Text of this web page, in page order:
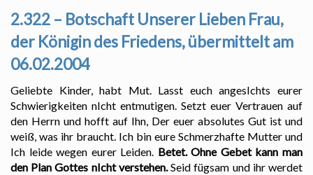
2.322 – Botschaft Unserer Lieben Frau,
der Königin des Friedens, übermittelt am
06.02.2004
Geliebte Kinder, habt Mut. Lasst euch angesIchts eurer
Schwierigkeiten nIcht entmutigen. Setzt euer Vertrauen auf
den Herrn und hofft auf Ihn, Der euer absolutes Gut ist und
weiß, was ihr braucht. Ich bin eure Schmerzhafte Mutter und
Ich leide wegen eurer Leiden. Betet. Ohne Gebet kann man
den Plan Gottes nIcht verstehen.Seid fügsam und ihr werdet